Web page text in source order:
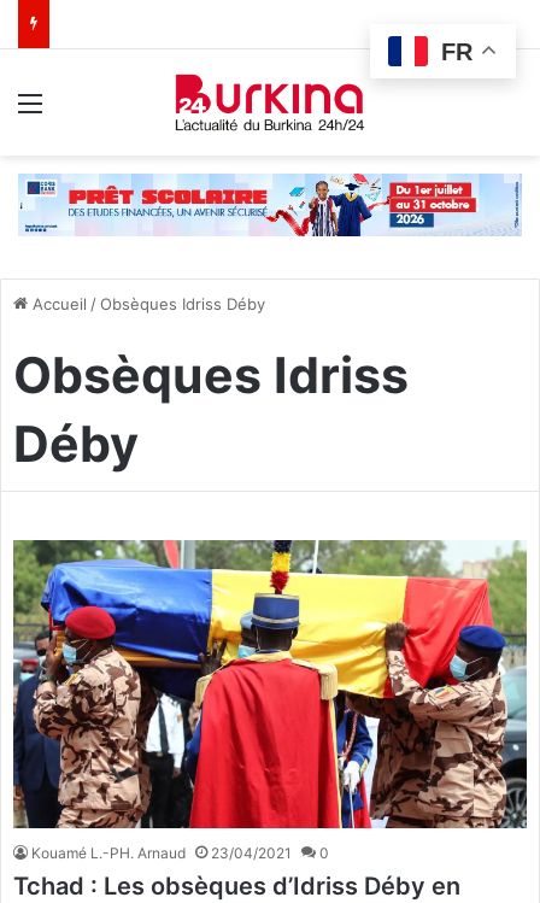
Accueil /Obsèques Idriss Déby
Obsèques Idriss
Déby
Kouamé L.-PH. Arnaud 23/04/2021 0
Tchad : Les obsèques d’Idriss Déby en
FR